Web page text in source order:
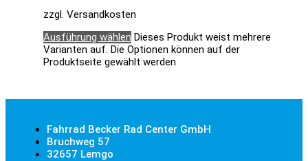
zzgl. Versandkosten
Ausführung wählen Dieses Produkt weist mehrere
Varianten auf. Die Optionen können auf der
Produktseite gewählt werden
Fahrrad Becker Rad Center GmbH
Bruchweg 57
32657 Lemgo